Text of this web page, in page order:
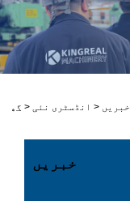
گھر > خبریں > انڈسٹری نئی
خبریں